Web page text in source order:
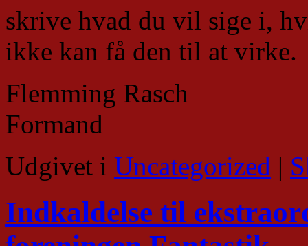
skrive hvad du vil sige i,
ikke kan få den til at virke.
Flemming Rasch
Formand
Udgivet i Uncategorized |
Indkaldelse til